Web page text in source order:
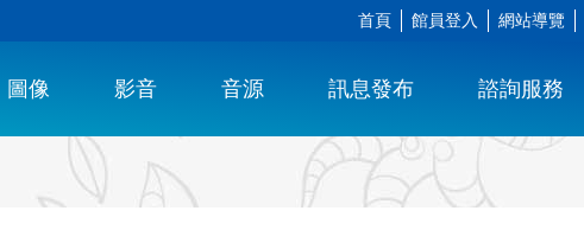
首頁 館員登入 網站導覽
圖像 影音 音源 訊息發布 諮詢服務